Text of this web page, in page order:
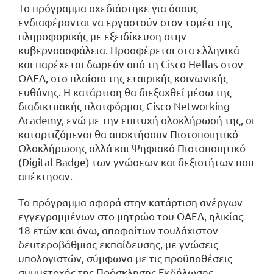
Το πρόγραμμα σχεδιάστηκε για όσους
ενδιαφέρονται να εργαστούν στον τομέα της
πληροφορικής με εξειδίκευση στην
κυβερνοασφάλεια. Προσφέρεται στα ελληνικά
και παρέχεται δωρεάν από τη Cisco Hellas στον
ΟΑΕΔ, στο πλαίσιο της εταιρικής κοινωνικής
ευθύνης. Η κατάρτιση θα διεξαχθεί μέσω της
διαδικτυακής πλατφόρμας Cisco Networking
Academy, ενώ με την επιτυχή ολοκλήρωσή της, οι
καταρτιζόμενοι θα αποκτήσουν Πιστοποιητικό
Ολοκλήρωσης αλλά και Ψηφιακό Πιστοποιητικό
(Digital Badge) των γνώσεων και δεξιοτήτων που
απέκτησαν.
Το πρόγραμμα αφορά στην κατάρτιση ανέργων
εγγεγραμμένων στο μητρώο του ΟΑΕΔ, ηλικίας
18 ετών και άνω, αποφοίτων τουλάχιστον
δευτεροβάθμιας εκπαίδευσης, με γνώσεις
υπολογιστών, σύμφωνα με τις προϋποθέσεις